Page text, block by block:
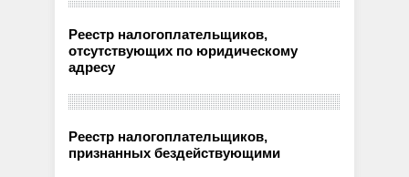
Реестр налогоплательщиков,
отсутствующих по юридическому
адресу
Реестр налогоплательщиков,
признанных бездействующими